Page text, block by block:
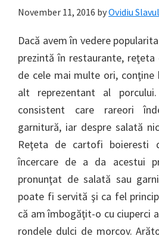
November 11, 2016 byOvidiu
Dacă avem în vedere
prezintă în restaurante,
de cele mai multe ori, conţine
alt reprezentant al
consistent care rareori
garnitură, iar despre salată
Reţeta de cartofi
încercare de a da acestui
pronunţat de salată sau
poate fi servită şi ca fel
că am îmbogăţit-o cu ciuperci
rondele dulci de morcov.